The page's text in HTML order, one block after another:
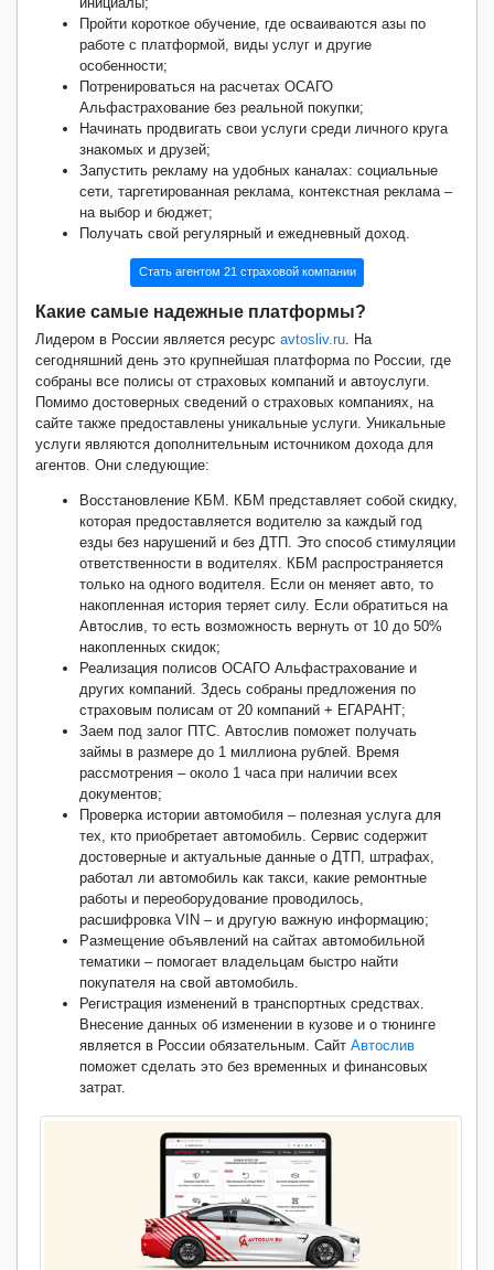
Пройти короткое обучение, где осваиваются азы по
работе с платформой, виды услуг и другие
особенности;
Потренироваться на расчетах ОСАГО
Альфастрахование без реальной покупки;
Начинать продвигать свои услуги среди личного круга
знакомых и друзей;
Запустить рекламу на удобных каналах: социальные
сети, таргетированная реклама, контекстная реклама –
на выбор и бюджет;
Получать свой регулярный и ежедневный доход.
Стать агентом 21 страховой компании
Какие самые надежные платформы?
Лидером в России является ресурсavtosliv.ru. На
сегодняшний день это крупнейшая платформа по России, где
собраны все полисы от страховых компаний и автоуслуги.
Помимо достоверных сведений о страховых компаниях, на
сайте также предоставлены уникальные услуги. Уникальные
услуги являются дополнительным источником дохода для
агентов. Они следующие:
Восстановление КБМ. КБМ представляет собой скидку,
которая предоставляется водителю за каждый год
езды без нарушений и без ДТП. Это способ стимуляции
ответственности в водителях. КБМ распространяется
только на одного водителя. Если он меняет авто, то
накопленная история теряет силу. Если обратиться на
Автослив, то есть возможность вернуть от 10 до 50%
накопленных скидок;
Реализация полисов ОСАГО Альфастрахование и
других компаний. Здесь собраны предложения по
страховым полисам от 20 компаний + ЕГАРАНТ;
Заем под залог ПТС. Автослив поможет получать
займы в размере до 1 миллиона рублей. Время
рассмотрения – около 1 часа при наличии всех
документов;
Проверка истории автомобиля – полезная услуга для
тех, кто приобретает автомобиль. Сервис содержит
достоверные и актуальные данные о ДТП, штрафах,
работал ли автомобиль как такси, какие ремонтные
работы и переоборудование проводилось,
расшифровка VIN – и другую важную информацию;
Размещение объявлений на сайтах автомобильной
тематики – помогает владельцам быстро найти
покупателя на свой автомобиль.
Регистрация изменений в транспортных средствах.
Внесение данных об изменении в кузове и о тюнинге
является в России обязательным. СайтАвтослив
поможет сделать это без временных и финансовых
затрат.